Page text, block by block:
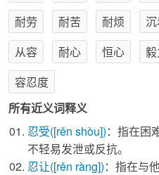
耐劳
耐苦 耐烦
从容
耐心 恒心
容忍度
所有近义词释义
忍受([rěn shòu])：指在困
不轻易发泄或反抗。
忍让([rěn ràng])：指在与